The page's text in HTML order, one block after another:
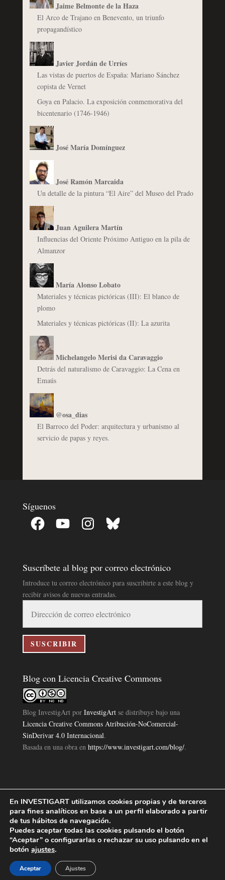
Jaime Belmonte de la Haza
El Arco de Trajano en Benevento, un triunfo
propagandístico
Javier Jordán de Urríes
Las vistas de puertos de España: Mariano Sánchez
copista de Vernet
Goya en Palacio. La exposición conmemorativa del
bicentenario (1746-1946)
José María Domínguez
José Ramón Marcaida
Un detalle de la pintura “El Aire” del Museo del Prado
Juan Aguilera Martín
Influencias del Oriente Próximo Antiguo en la pila de
Almanzor
María Alonso Lobato
Materiales y técnicas pictóricas (III): El blanco de
plomo
Materiales y técnicas pictóricas (II): La azurita
Michelangelo Merisi da Caravaggio
Detrás del naturalismo de Caravaggio: La Cena en
Emaús
@osa_dias
El Barroco del Poder: arquitectura y urbanismo al
servicio de papas y reyes.
Síguenos
Facebook YouTube InstagramBluesky
Suscríbete al blog por correo electrónico
Introduce tu correo electrónico para suscribirte a este blog y
recibir avisos de nuevas entradas.
correo
electrónico
SUSCRIBIR
Blog con Licencia Creative Commons
Blog InvestigArtpor InvestigArtse distribuye bajo una
Licencia Creative Commons Atribución-NoComercial-
SinDerivar 4.0 Internacional.
Basada en una obra en https://www.investigart.com/blog/.
Política de Privacidad|Aviso Legal|Política de Cookies|
Investigart Copyright © 2019. |
En INVESTIGART utilizamos cookies propias y de terceros
para fines analíticos en base a un perfil elaborado a partir
de tus hábitos de navegación.
Puedes aceptar todas las cookies pulsando el botón
“Aceptar” o configurarlas o rechazar su uso pulsando en el
botón ajustes.
Aceptar Ajustes